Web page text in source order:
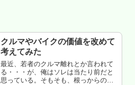
クルマやバイクの価値を改めて
考えてみた
最近、若者のクルマ離れとか言われて
る・・・が、俺はソレは当たり前だと
思っている。そもそも、根っからのク